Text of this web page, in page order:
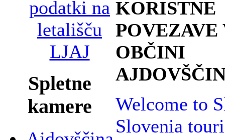
podatki na
letališču
LJAJ
Spletne
kamere
KORISTNE
POVEZAVE
OBČINI
Welcome to
Slovenia